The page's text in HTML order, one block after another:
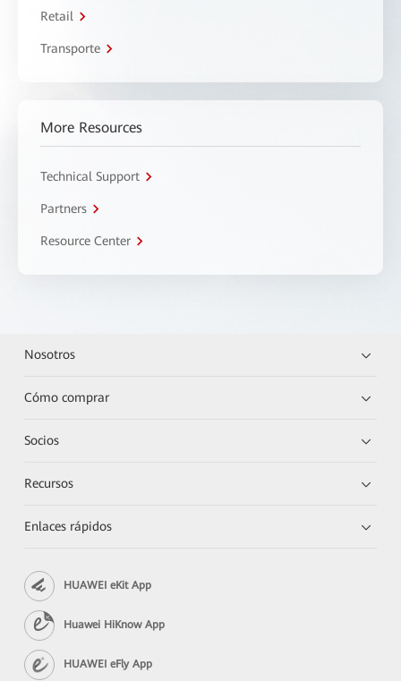
Retail
Transporte
More Resources
Technical Support
Partners
Resource Center
Nosotros
Cómo comprar
Socios
Recursos
Enlaces rápidos
HUAWEI eKit App
Huawei HiKnow App
HUAWEI eFly App